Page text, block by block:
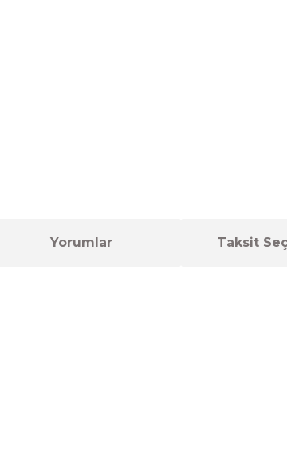
Yorumlar Taksit